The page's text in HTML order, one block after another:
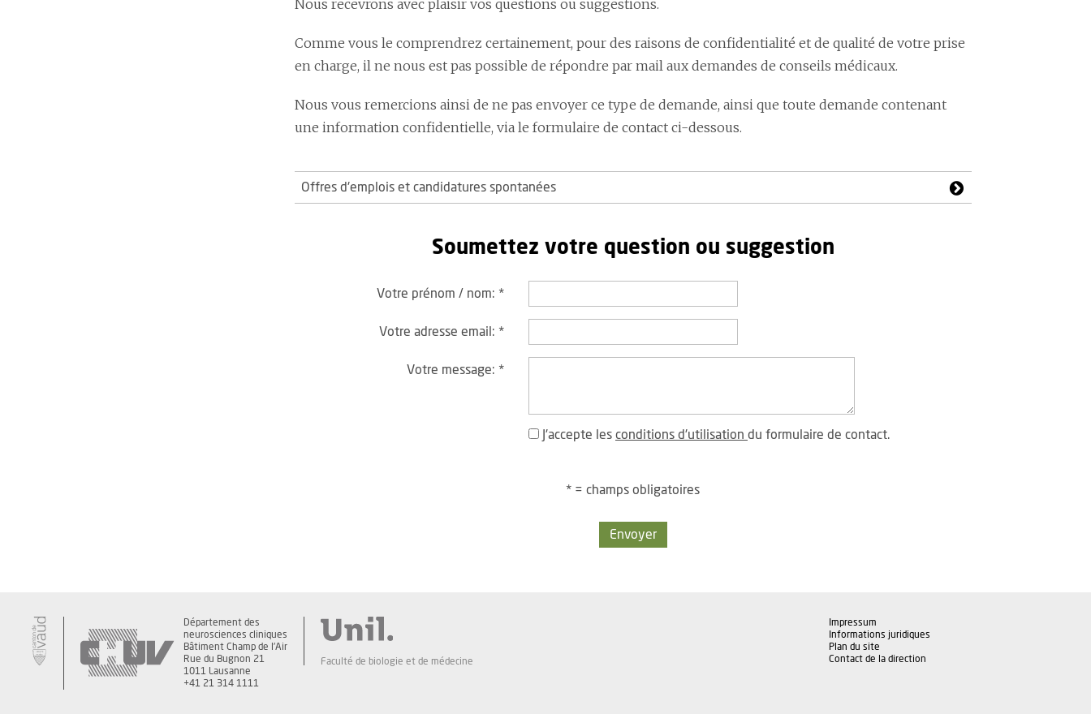
Nous recevrons avec plaisir vos questions ou suggestions.
Comme vous le comprendrez certainement, pour des raisons de confidentialité et de qualité de votre prise
en charge, il ne nous est pas possible de répondre par mail aux demandes de conseils médicaux.
Nous vous remercions ainsi de ne pas envoyer ce type de demande, ainsi que toute demande contenant
une information confidentielle, via le formulaire de contact ci-dessous.
Offres d'emplois et candidatures spontanées
Soumettez votre question ou suggestion
Votre prénom / nom: *
Votre adresse email: *
Votre message: *
J'accepte les conditions d'utilisation du formulaire de contact.
* = champs obligatoires
Envoyer
Département des
neurosciences cliniques
Bâtiment Champ de l'Air
Rue du Bugnon 21
1011 Lausanne
+41 21 314 1111
Faculté de biologie et de médecine
Impressum
Informations juridiques
Plan du site
Contact de la direction